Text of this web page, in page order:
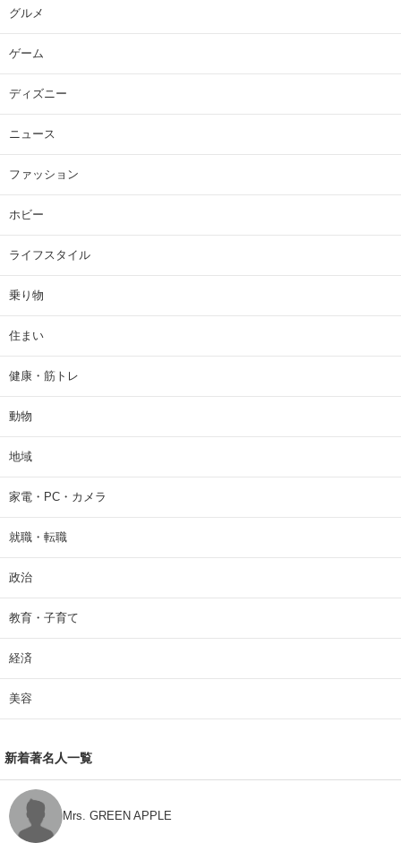
グルメ
ゲーム
ディズニー
ニュース
ファッション
ホビー
ライフスタイル
乗り物
住まい
健康・筋トレ
動物
地域
家電・PC・カメラ
就職・転職
政治
教育・子育て
経済
美容
新着著名人一覧
Mrs. GREEN APPLE